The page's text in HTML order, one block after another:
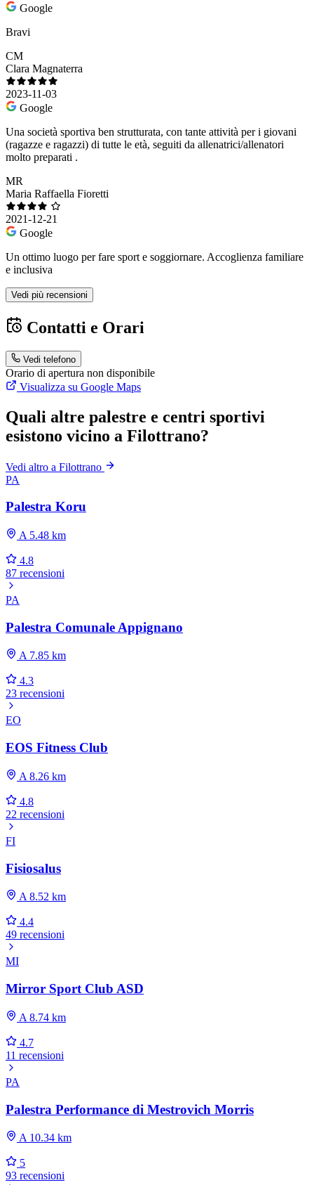
Google
Bravi
CM
Clara Magnaterra
2023-11-03
Google
Una società sportiva ben strutturata, con tante attività per i giovani
(ragazze e ragazzi) di tutte le età, seguiti da allenatrici/allenatori
molto preparati .
MR
Maria Raffaella Fioretti
2021-12-21
Google
Un ottimo luogo per fare sport e soggiornare. Accoglienza familiare
e inclusiva
Vedi più recensioni
Contatti e Orari
Vedi telefono
Orario di apertura non disponibile
Visualizza su Google Maps
Quali altre palestre e centri sportivi
esistono vicino a Filottrano?
Vedi altro a Filottrano
PA
Palestra Koru
A 5.48 km
4.8
87 recensioni
PA
Palestra Comunale Appignano
A 7.85 km
4.3
23 recensioni
EO
EOS Fitness Club
A 8.26 km
4.8
22 recensioni
FI
Fisiosalus
A 8.52 km
4.4
49 recensioni
MI
Mirror Sport Club ASD
A 8.74 km
4.7
11 recensioni
PA
Palestra Performance di Mestrovich Morris
A 10.34 km
5
93 recensioni